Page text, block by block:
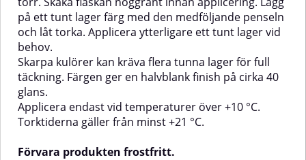
på ett tunt lager färg med den medföljande penseln
och låt torka. Applicera ytterligare ett tunt lager vid
behov.
Skarpa kulörer kan kräva flera tunna lager för full
täckning. Färgen ger en halvblank finish på cirka 40
glans.
Applicera endast vid temperaturer över +10 °C.
Torktiderna gäller från minst +21 °C.
Förvara produkten frostfritt.